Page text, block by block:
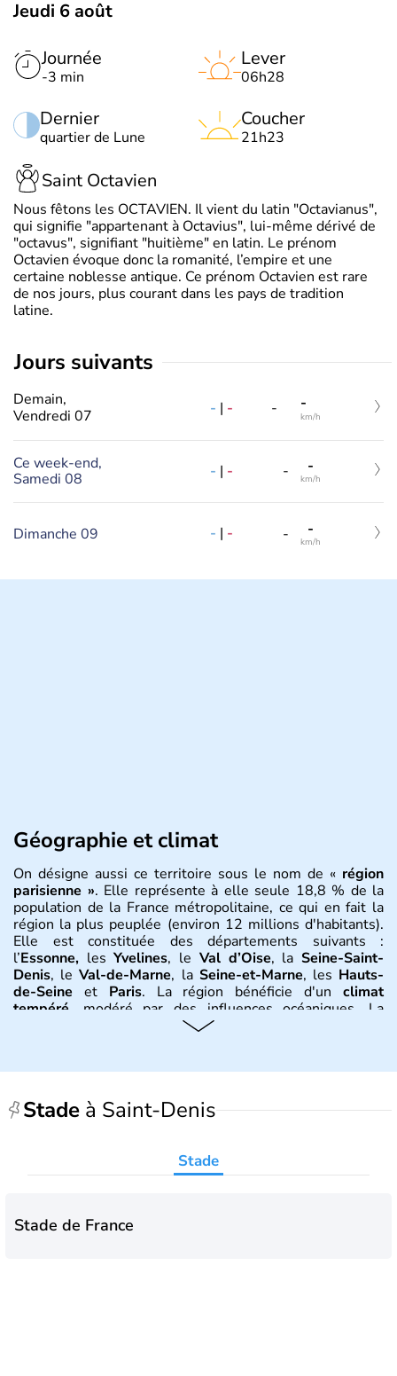
Jeudi 6 août
Journée
-3 min
Dernier
quartier de Lune
Lever
06h28
Coucher
21h23
Saint Octavien
Nous fêtons les OCTAVIEN. Il vient du latin "Octavianus",
qui signifie "appartenant à Octavius", lui-même dérivé de
"octavus", signifiant "huitième" en latin. Le prénom
Octavien évoque donc la romanité, l’empire et une
certaine noblesse antique. Ce prénom Octavien est rare
de nos jours, plus courant dans les pays de tradition
latine.
jours suivants
Demain,
Vendredi 07
- | - - -
km/h
Ce week-end,
Samedi 08
- | - - -
km/h
Dimanche 09 - | - - -
km/h
Géographie et climat
On désigne aussi ce territoire sous le nom de « région
parisienne ». Elle représente à elle seule 18,8 % de la
population de la France métropolitaine, ce qui en fait la
région la plus peuplée (environ 12 millions d'habitants).
Elle est constituée des départements suivants :
l’Essonne, lesYvelines, le Val d’Oise, laSeine-Saint-
Denis, leVal-de-Marne, la Seine-et-Marne, les Hauts-
de-Seine et Paris. La région bénéficie d'unclimat
tempéré , modéré par des influences océaniques. La
température moyenne s'élève à 11 °C et les
Versailles, Pontoise, Melun, Nanterre, Créteil, Bobigny,
Ce territoire est né du domaine royal des
limites ont beaucoup évolué depuis cette époque en
région était occupée par quatre tribus dont au centre les
Stade à Saint-Denis
Stade
Stade de France